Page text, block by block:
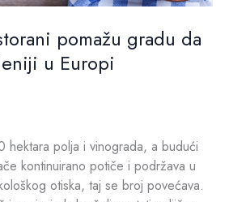
pomažu gradu da
u Europi
polja i vinograda, a budući
kontinuirano potiče i podržava u
otiska, taj se broj povećava.